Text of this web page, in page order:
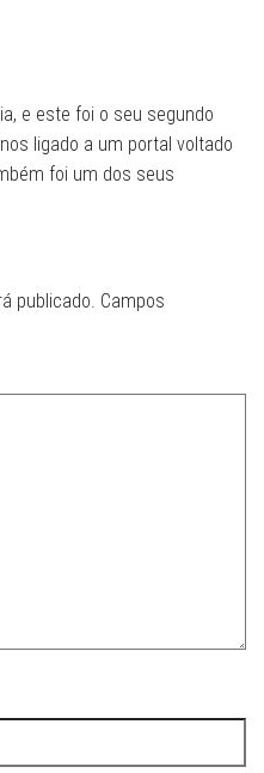
e este foi o seu segundo
ligado a um portal voltado
foi um dos seus
publicado. Campos